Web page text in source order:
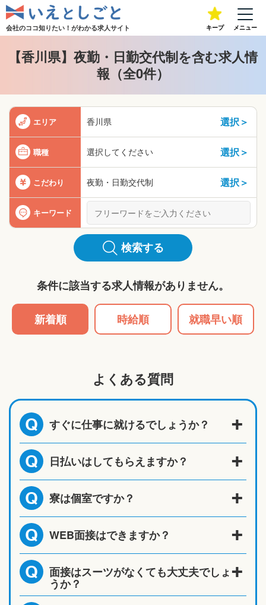
会社のココ知りたい！がわかる求人サイト キープ メニュー
【香川県】夜勤・日勤交代制を含む求人情
報（全0件）
エリア 香川県 選択＞
職種 選択してください 選択＞
こだわり 夜勤・日勤交代制 選択＞
キーワード
検索する
条件に該当する求人情報がありません。
新着順 時給順 就職早い順
よくある質問
Q すぐに仕事に就けるでしょうか？
Q 日払いはしてもらえますか？
Q 寮は個室ですか？
Q WEB面接はできますか？
Q 面接はスーツがなくても大丈夫でしょ
うか？